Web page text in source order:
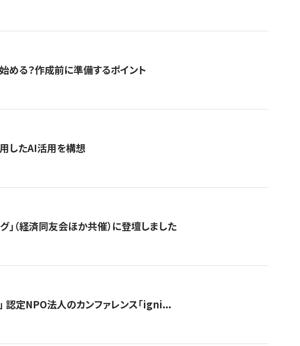
める？作成前に準備するポイント
したAI活用を構想
」（経済同友会ほか共催）に登壇しました
認定NPO法人のカンファレンス「igni...